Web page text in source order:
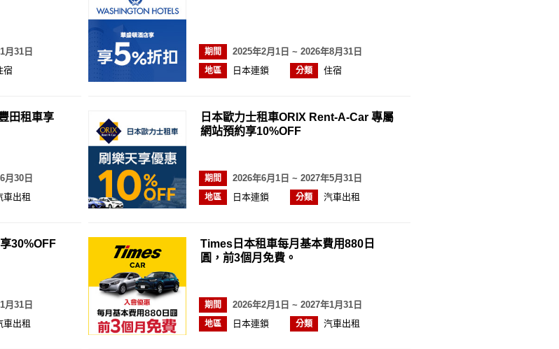
月31日
宿
期間 2025年2月1日 ~ 2026年8月31日
地區 日本連鎖 分類 住宿
田租車享
月30日
車出租
日本歐力士租車ORIX Rent-A-Car 專屬
網站預約享10%OFF
期間 2026年6月1日 ~ 2027年5月31日
地區 日本連鎖 分類 汽車出租
30%OFF
月31日
車出租
Times日本租車每月基本費用880日
圓，前3個月免費。
期間 2026年2月1日 ~ 2027年1月31日
地區 日本連鎖 分類 汽車出租